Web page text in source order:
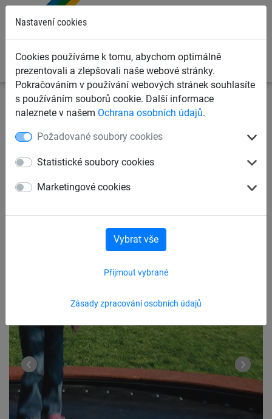
Nastavení cookies
Cookies používáme k tomu, abychom optimálně
prezentovali a zlepšovali naše webové stránky.
Pokračováním v používání webových stránek souhlasíte
s používáním souborů cookie. Další informace
naleznete v našem Ochrana osobních údajů.
Požadované soubory cookies
Statistické soubory cookies
Marketingové cookies
Zásady zpracování osobních údajů
Přijmout vybrané
Vybrat vše
Dětská lanová hřiště
Trampolíny a lanové kolotoče
Trampolína „Saturnus“